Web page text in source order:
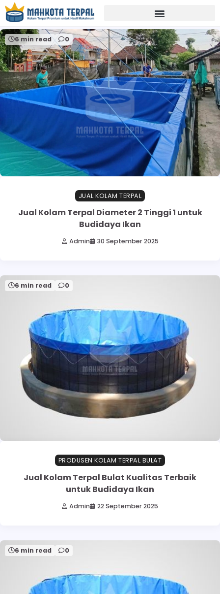
Home terpal pvc orchid
6 min read 0
JUAL KOLAM TERPAL
Jual Kolam Terpal Diameter 2 Tinggi 1 untuk
Budidaya Ikan
Admin 30 September 2025
6 min read 0
PRODUSEN KOLAM TERPAL BULAT
Jual Kolam Terpal Bulat Kualitas Terbaik
untuk Budidaya Ikan
Admin 22 September 2025
6 min read 0